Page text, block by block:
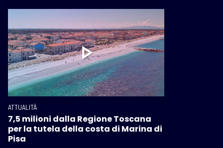
ATTUALITÀ
7,5 milioni dalla Regione Toscana
per la tutela della costa di Marina di
Pisa